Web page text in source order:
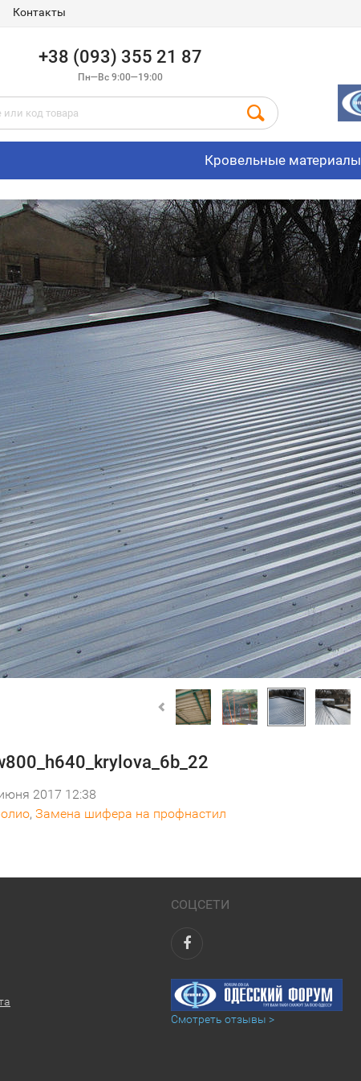
Контакты
+38 (093) 355 21 87
Пн—Вс 9:00—19:00
Кровельные материалы
2017 12:38
, Замена шифера на профнастил
СОЦСЕТИ
Смотреть отзывы >